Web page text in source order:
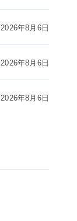
2026年8月6日
2026年8月6日
2026年8月6日